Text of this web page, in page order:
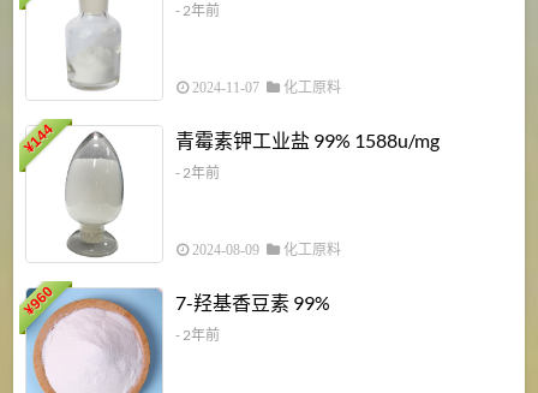
- 2年前
2024-11-07 化工原料
¥
144 青霉素钾工业盐 99% 1588u/mg
- 2年前
2024-08-09 化工原料
¥
960 7-羟基香豆素 99%
- 2年前